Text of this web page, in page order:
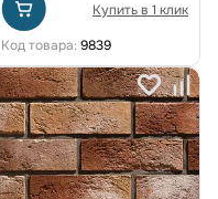
Купить в 1 клик
Код товара: 9839